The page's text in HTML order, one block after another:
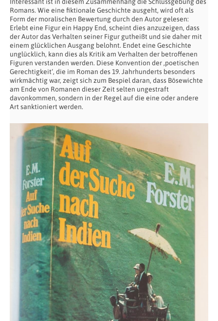
Romans. Wie eine fiktionale Geschichte ausgeht, wird oft als
Form der moralischen Bewertung durch den Autor gelesen:
Erlebt eine Figur ein Happy End, scheint dies anzuzeigen, dass
der Autor das Verhalten seiner Figur gutheißt und sie daher mit
einem glücklichen Ausgang belohnt. Endet eine Geschichte
unglücklich, kann dies als Kritik am Verhalten der betroffenen
Figuren verstanden werden. Diese Konvention der ‚poetischen
Gerechtigkeit‘, die im Roman des 19. Jahrhunderts besonders
wirkmächtig war, zeigt sich zum Bespiel daran, dass Bösewichte
am Ende von Romanen dieser Zeit selten ungestraft
davonkommen, sondern in der Regel auf die eine oder andere
Art sanktioniert werden.